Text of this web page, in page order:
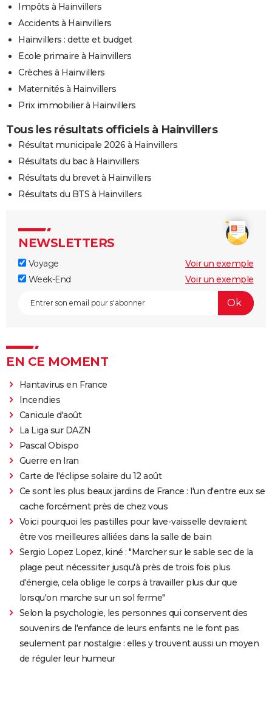
Impôts à Hainvillers
Accidents à Hainvillers
Hainvillers : dette et budget
Ecole primaire à Hainvillers
Crèches à Hainvillers
Maternités à Hainvillers
Prix immobilier à Hainvillers
Tous les résultats officiels à Hainvillers
Résultat municipale 2026 à Hainvillers
Résultats du bac à Hainvillers
Résultats du brevet à Hainvillers
Résultats du BTS à Hainvillers
NEWSLETTERS
Voyage
Voir un exemple
Week-End
Voir un exemple
EN CE MOMENT
Hantavirus en France
Incendies
Canicule d'août
La Liga sur DAZN
Pascal Obispo
Guerre en Iran
Carte de l'éclipse solaire du 12 août
Ce sont les plus beaux jardins de France : l'un d'entre eux se
cache forcément près de chez vous
Voici pourquoi les pastilles pour lave-vaisselle devraient
être vos meilleures alliées dans la salle de bain
Sergio Lopez Lopez, kiné : "Marcher sur le sable sec de la
plage peut nécessiter jusqu'à près de trois fois plus
d'énergie, cela oblige le corps à travailler plus dur que
lorsqu'on marche sur un sol ferme"
Selon la psychologie, les personnes qui conservent des
souvenirs de l'enfance de leurs enfants ne le font pas
seulement par nostalgie : elles y trouvent aussi un moyen
de réguler leur humeur